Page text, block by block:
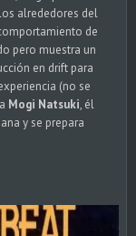
alrededores del
de
pero muestra un
en drift para
(no se
Mogi Natsuki, él
y se prepara